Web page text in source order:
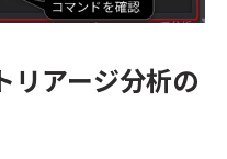
アージ分析の